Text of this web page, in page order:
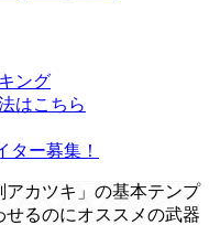
ング
はこちら
ター募集！
カツキ」の基本テンプ
るのにオススメの武器